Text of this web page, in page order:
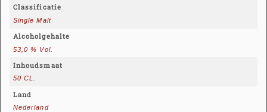
Classificatie
Single Malt
Alcoholgehalte
53,0 % Vol.
Inhoudsmaat
50 CL.
Land
Nederland